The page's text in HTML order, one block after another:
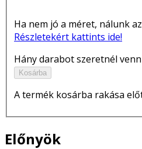
Ha nem jó a méret, nálunk
Részletekért kattints ide!
Hány darabot szeretnél
Kosárba
A termék kosárba rakása
Előnyök